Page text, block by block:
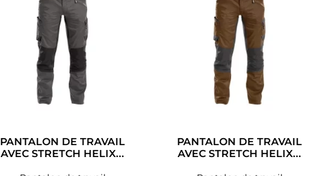
PANTALON DE TRAVAIL
AVEC STRETCH HELIX...
PANTALON DE TRAVAIL
AVEC STRETCH HELIX...